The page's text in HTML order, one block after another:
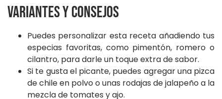
Variantes y Consejos
Puedes personalizar esta receta añadiendo tus
especias favoritas, como pimentón, romero o
cilantro, para darle un toque extra de sabor.
Si te gusta el picante, puedes agregar una pizca
de chile en polvo o unas rodajas de jalapeño a la
mezcla de tomates y ajo.